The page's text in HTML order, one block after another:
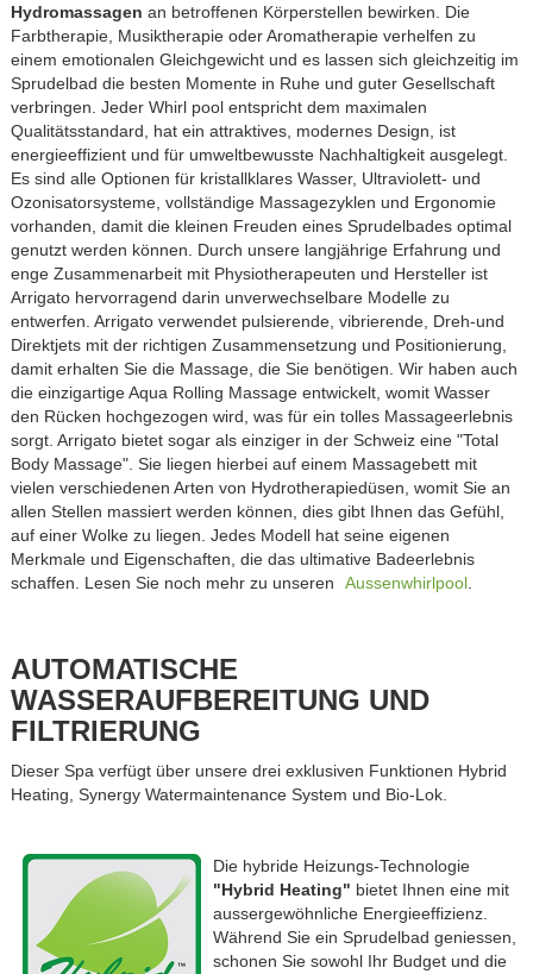
Hydromassagen an betroffenen Körperstellen bewirken. Die
Farbtherapie, Musiktherapie oder Aromatherapie verhelfen zu
einem emotionalen Gleichgewicht und es lassen sich gleichzeitig im
Sprudelbad die besten Momente in Ruhe und guter Gesellschaft
verbringen. Jeder Whirl pool entspricht dem maximalen
Qualitätsstandard, hat ein attraktives, modernes Design, ist
energieeffizient und für umweltbewusste Nachhaltigkeit ausgelegt.
Es sind alle Optionen für kristallklares Wasser, Ultraviolett- und
Ozonisatorsysteme, vollständige Massagezyklen und Ergonomie
vorhanden, damit die kleinen Freuden eines Sprudelbades optimal
genutzt werden können. Durch unsere langjährige Erfahrung und
enge Zusammenarbeit mit Physiotherapeuten und Hersteller ist
Arrigato hervorragend darin unverwechselbare Modelle zu
entwerfen. Arrigato verwendet pulsierende, vibrierende, Dreh-und
Direktjets mit der richtigen Zusammensetzung und Positionierung,
damit erhalten Sie die Massage, die Sie benötigen. Wir haben auch
die einzigartige Aqua Rolling Massage entwickelt, womit Wasser
den Rücken hochgezogen wird, was für ein tolles Massageerlebnis
sorgt. Arrigato bietet sogar als einziger in der Schweiz eine "Total
Body Massage". Sie liegen hierbei auf einem Massagebett mit
vielen verschiedenen Arten von Hydrotherapiedüsen, womit Sie an
allen Stellen massiert werden können, dies gibt Ihnen das Gefühl,
auf einer Wolke zu liegen. Jedes Modell hat seine eigenen
Merkmale und Eigenschaften, die das ultimative Badeerlebnis
schaffen. Lesen Sie noch mehr zu unseren
Aussenwhirlpool.
AUTOMATISCHE
WASSERAUFBEREITUNG UND
FILTRIERUNG
Dieser Spa verfügt über unsere drei exklusiven Funktionen Hybrid
Heating, Synergy Watermaintenance System und Bio-Lok.
Die hybride Heizungs-Technologie
"Hybrid Heating" bietet Ihnen eine mit
aussergewöhnliche Energieeffizienz.
Während Sie ein Sprudelbad geniessen,
schonen Sie sowohl Ihr Budget und die